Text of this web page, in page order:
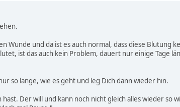
Wunde und da ist es auch normal, dass diese Blutung
ist das auch kein Problem, dauert nur einige Tage
so lange, wie es geht und leg Dich dann wieder hin.
Der will und kann noch nicht gleich alles wieder so